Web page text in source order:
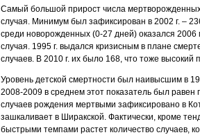
Самый большой прирост числа
случая. Минимум был зафиксирован в 2002 г. –
среди новорожденных (0-27 дней) оказался
случая. 1995 г. выдался кризисным в плане
случаев. В 2010 г. их было 168, что тоже
Уровень детской смертности был наивысшим в
2008-2009 в среднем этот показатель был
случаев рождения мертвыми зафиксировано в
зашкаливает в Ширакской. Фактически, кроме
быстрыми темпами растет количество случаев,